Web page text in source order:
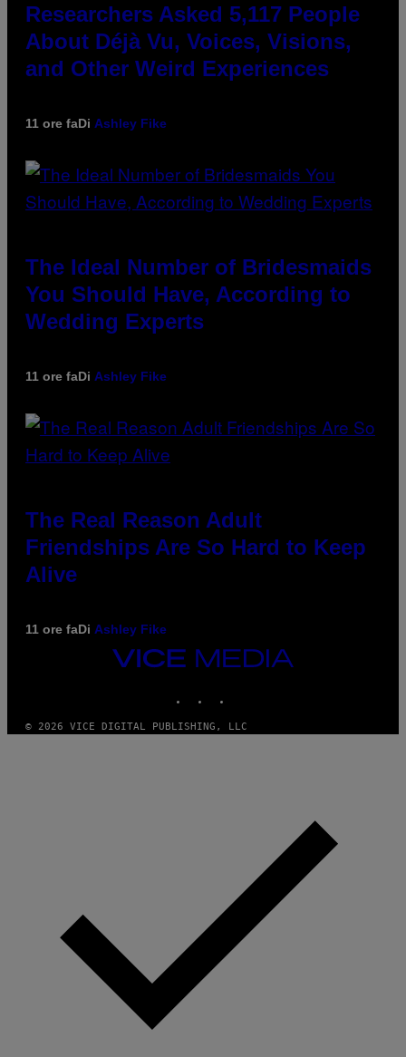
Researchers Asked 5,117 People
About Déjà Vu, Voices, Visions,
and Other Weird Experiences
11 ore faDi Ashley Fike
The Ideal Number of Bridesmaids
You Should Have, According to
Wedding Experts
11 ore faDi Ashley Fike
The Real Reason Adult
Friendships Are So Hard to Keep
Alive
11 ore faDi Ashley Fike
VICE
MEDIA
© 2026 VICE DIGITAL PUBLISHING, LLC